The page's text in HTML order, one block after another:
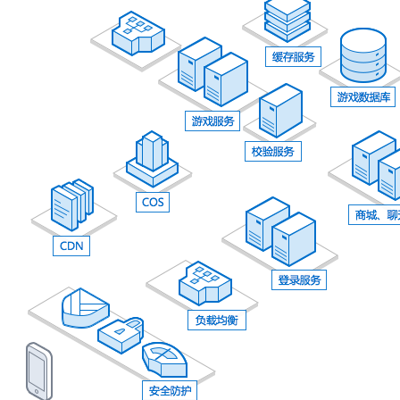
华南电信机房
深圳南山沙河机房
电信五星级标准建设
深圳龙华清湖机房
FIL/CHIA/BZZ首选机房
深圳南山沙河机房
电信钻石五星级机房
深圳罗湖田心机房
海外机房
香港NTT机房
100G直连国际带宽